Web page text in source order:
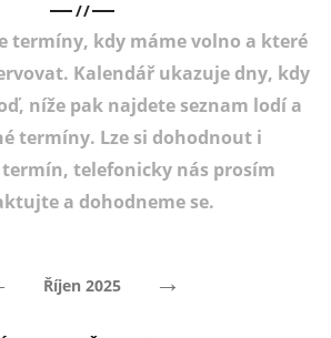
/ /
termíny, kdy máme volno a které
Kalendář ukazuje dny, kdy
níže pak najdete seznam lodí a
termíny. Lze si dohodnout i
telefonicky nás prosím
a dohodneme se.
Říjen 2025 →